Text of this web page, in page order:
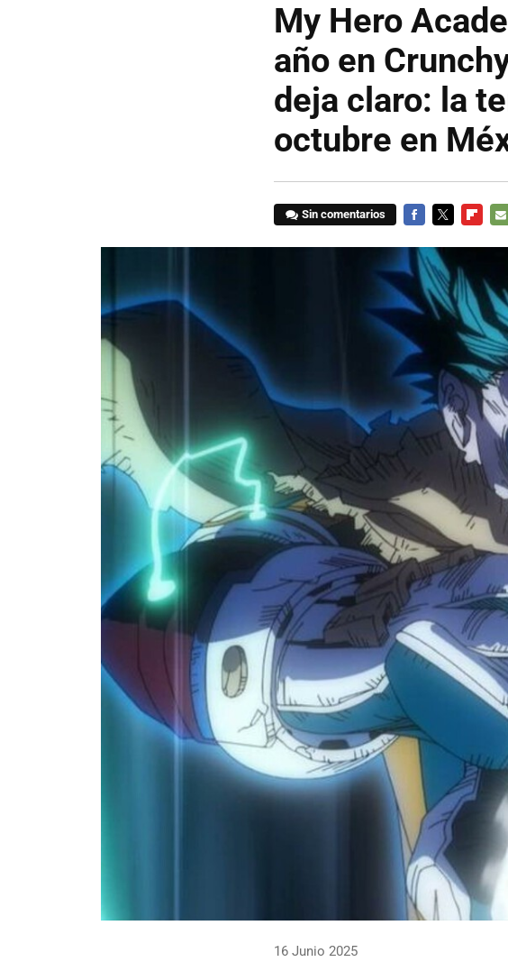
My Hero
año en
deja claro: la
octubre en
Sin comentarios
16 Junio 2025